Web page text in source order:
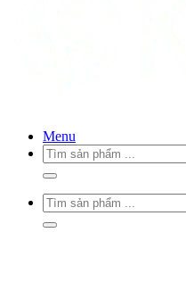
Menu
Tìm
kiếm:
Tìm
kiếm: